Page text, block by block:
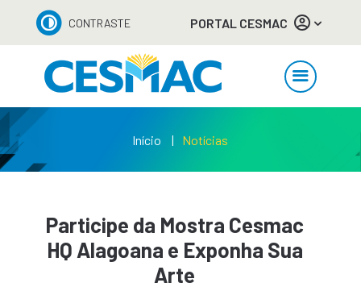
CONTRASTE PORTAL CESMAC
Início Notícias
Participe da Mostra Cesmac
HQ Alagoana e Exponha Sua
Arte